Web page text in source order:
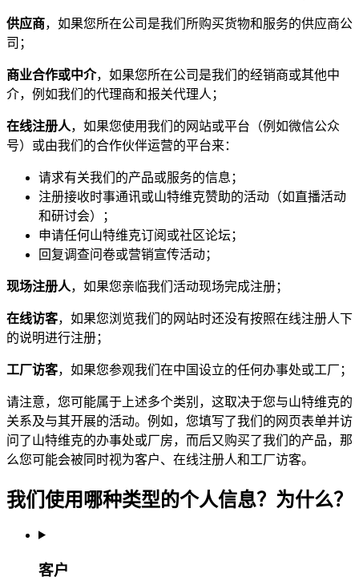
供应商，如果您所在公司是我们所购买货物和服务的供应商公
司；
商业合作或中介，如果您所在公司是我们的经销商或其他中
介，例如我们的代理商和报关代理人；
在线注册人，如果您使用我们的网站或平台（例如微信公众
号）或由我们的合作伙伴运营的平台来：
请求有关我们的产品或服务的信息；
注册接收时事通讯或山特维克赞助的活动（如直播活动
和研讨会）；
申请任何山特维克订阅或社区论坛；
回复调查问卷或营销宣传活动；
现场注册人，如果您亲临我们活动现场完成注册；
在线访客，如果您浏览我们的网站时还没有按照在线注册人下
的说明进行注册；
工厂访客，如果您参观我们在中国设立的任何办事处或工厂；
请注意，您可能属于上述多个类别，这取决于您与山特维克的
关系及与其开展的活动。例如，您填写了我们的网页表单并访
问了山特维克的办事处或厂房，而后又购买了我们的产品，那
么您可能会被同时视为客户、在线注册人和工厂访客。
我们使用哪种类型的个人信息？为什么？
客户